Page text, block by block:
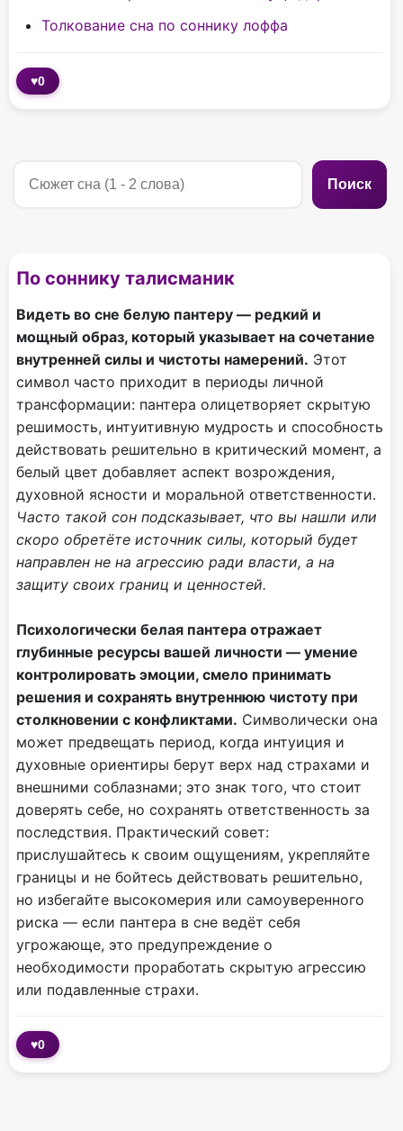
Толкование сна по соннику лоффа
♥0
Поиск
По соннику талисманик
Видеть во сне белую пантеру — редкий и
мощный образ, который указывает на сочетание
внутренней силы и чистоты намерений. Этот
символ часто приходит в периоды личной
трансформации: пантера олицетворяет скрытую
решимость, интуитивную мудрость и способность
действовать решительно в критический момент, а
белый цвет добавляет аспект возрождения,
духовной ясности и моральной ответственности.
Часто такой сон подсказывает, что вы нашли или
скоро обретёте источник силы, который будет
направлен не на агрессию ради власти, а на
защиту своих границ и ценностей.
Психологически белая пантера отражает
глубинные ресурсы вашей личности — умение
контролировать эмоции, смело принимать
решения и сохранять внутреннюю чистоту при
столкновении с конфликтами. Символически она
может предвещать период, когда интуиция и
духовные ориентиры берут верх над страхами и
внешними соблазнами; это знак того, что стоит
доверять себе, но сохранять ответственность за
последствия. Практический совет:
прислушайтесь к своим ощущениям, укрепляйте
границы и не бойтесь действовать решительно,
но избегайте высокомерия или самоуверенного
риска — если пантера в сне ведёт себя
угрожающе, это предупреждение о
необходимости проработать скрытую агрессию
или подавленные страхи.
♥0